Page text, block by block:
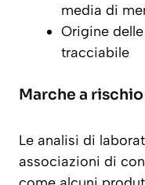
media di
Origine
tracciabile
Marche a
Le analisi di
associazioni di